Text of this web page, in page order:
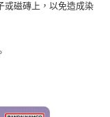
或磁磚上，以免造成染